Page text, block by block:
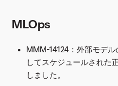
MLOps
MMM-14124：外部モデ
してスケジュールされた
しました。